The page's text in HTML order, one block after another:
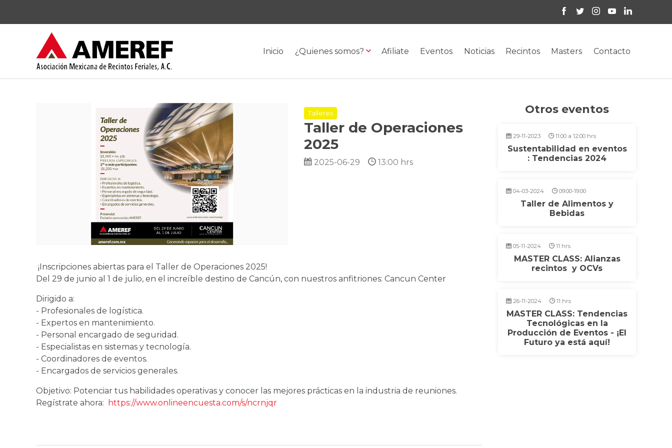
Inicio ¿Quienes somos? Afiliate Eventos Noticias Recintos Masters Contacto
Talleres
Taller de Operaciones
2025
2025-06-29 13:00 hrs
¡Inscripciones abiertas para el Taller de Operaciones 2025!
Del 29 de junio al 1 de julio, en el increíble destino de Cancún, con nuestros anfitriones: Cancun Center
Dirigido a:
- Profesionales de logística.
- Expertos en mantenimiento.
- Personal encargado de seguridad.
- Especialistas en sistemas y tecnología.
- Coordinadores de eventos.
- Encargados de servicios generales.
Objetivo: Potenciar tus habilidades operativas y conocer las mejores prácticas en la industria de reuniones.
Regístrate ahora:
https://www.onlineencuesta.com/s/ncrnjqr
Otros eventos
29-11-2023 11:00 a 12:00 hrs
Sustentabilidad en eventos
: Tendencias 2024
04-03-2024 09:00-19:00
Taller de Alimentos y
Bebidas
05-11-2024 11 hrs
MASTER CLASS: Alianzas
recintos y OCVs
26-11-2024 11 hrs
MASTER CLASS: Tendencias
Tecnológicas en la
Producción de Eventos - ¡El
Futuro ya está aquí!